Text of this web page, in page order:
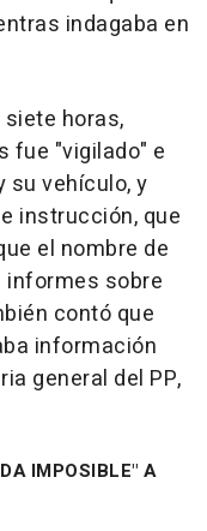
indagaba en
horas,
fue "vigilado" e
su vehículo, y
instrucción, que
el nombre de
informes sobre
contó que
información
general del PP,
IMPOSIBLE" A